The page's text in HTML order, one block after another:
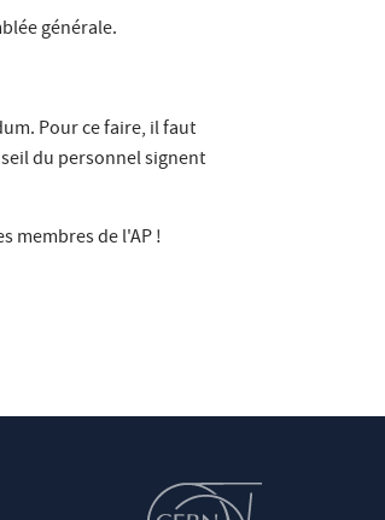
générale.
Pour ce faire, il faut
du personnel signent
membres de l'AP !